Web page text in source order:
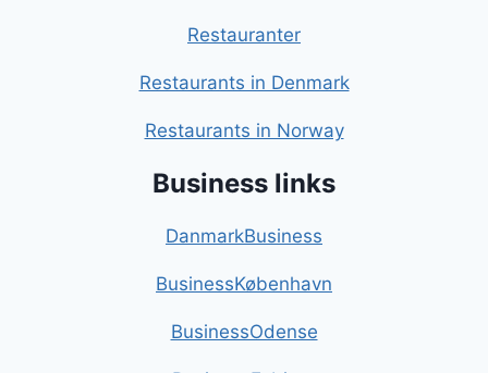
Restauranter
Restaurants in Denmark
Restaurants in Norway
Business links
DanmarkBusiness
BusinessKøbenhavn
BusinessOdense